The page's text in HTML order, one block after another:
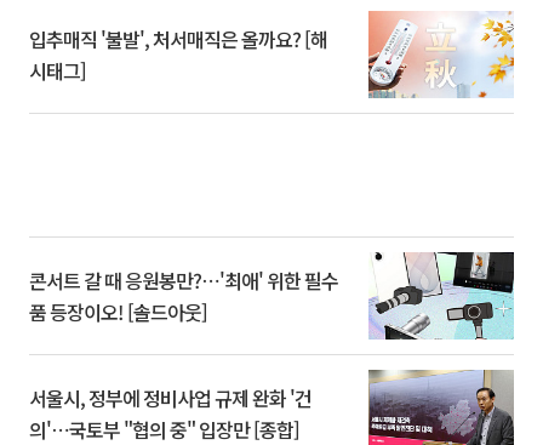
입추매직 '불발', 처서매직은 올까요? [해
시태그]
콘서트 갈 때 응원봉만?⋯'최애' 위한 필수
품 등장이오! [솔드아웃]
서울시, 정부에 정비사업 규제 완화 '건
의'⋯국토부 "협의 중" 입장만 [종합]